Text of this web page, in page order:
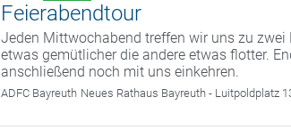
Feierabendtour
Jeden Mittwochabend treffen wir uns zu zwei
etwas gemütlicher die andere etwas flotter.
anschließend noch mit uns einkehren.
ADFC Bayreuth Neues Rathaus Bayreuth - Luitpoldplatz